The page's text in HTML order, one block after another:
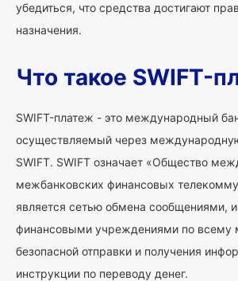
убедиться, что средства достигают
назначения.
Что такое SWIFT-
SWIFT-платеж - это международный
осуществляемый через
SWIFT. SWIFT означает «Общество
межбанковских финансовых
является сетью обмена сообщениями,
финансовыми учреждениями по всему
безопасной отправки и получения
инструкции по переводу денег.